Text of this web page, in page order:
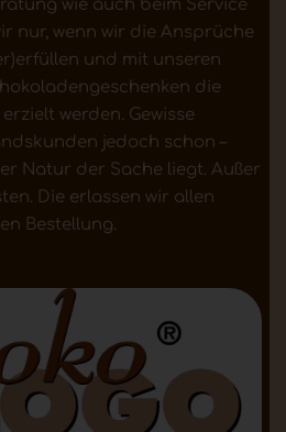
wie auch beim Service
nur, wenn wir die Ansprüche
und mit unseren
die
werden. Gewisse
jedoch schon –
Natur der Sache liegt. Außer
Die erlassen wir allen
Bestellung.